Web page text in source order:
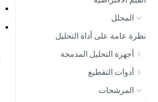
المحلل
نظرة عامة على أداة التحليل
أجهزة التحليل المدمجة
أدوات التقطيع
المرشحات